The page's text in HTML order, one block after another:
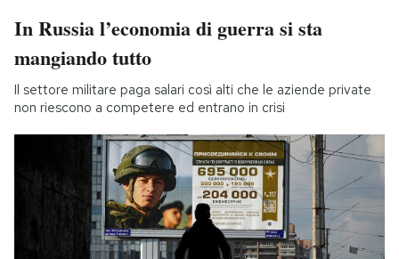
In Russia l’economia di guerra si sta
mangiando tutto
Il settore militare paga salari così alti che le aziende private
non riescono a competere ed entrano in crisi